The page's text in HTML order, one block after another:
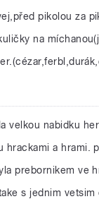
pikolou za
na
velkou nabidku
hrackami a hrami.
prebornikem ve
s jednim